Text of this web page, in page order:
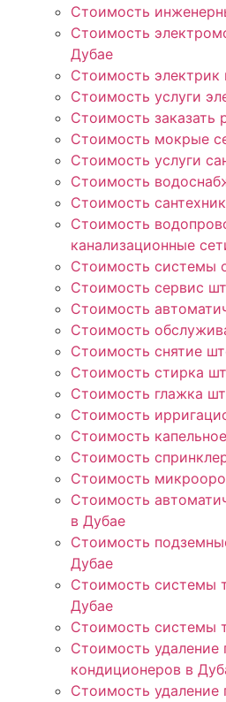
Стоимость
Стоимость
Дубае
Стоимость электрик
Стоимость услуги
Стоимость заказать
Стоимость мокрые
Стоимость услуги
Стоимость
Стоимость
Стоимость
канализационные
Стоимость системы
Стоимость сервис
Стоимость
Стоимость
Стоимость снятие
Стоимость стирка
Стоимость глажка
Стоимость
Стоимость
Стоимость
Стоимость
Стоимость
в Дубае
Стоимость
Дубае
Стоимость системы
Дубае
Стоимость системы
Стоимость удаление
кондиционеров в
Стоимость удаление